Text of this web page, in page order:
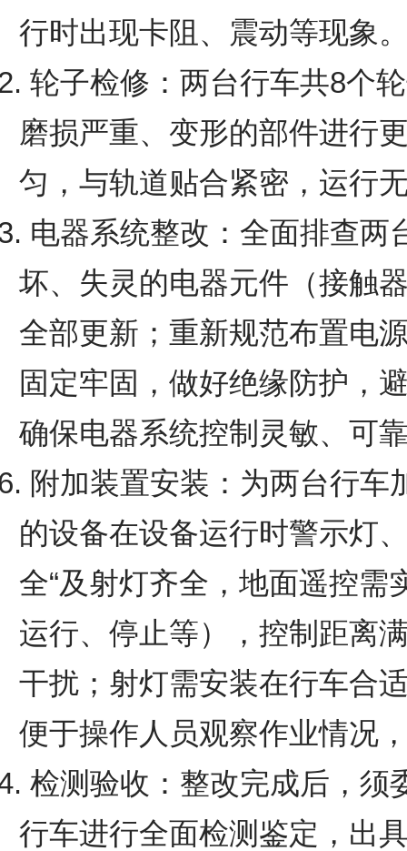
行时出现卡阻、震动等现象
轮子检修：两台行车共8个
磨损严重、变形的部件进行
匀，与轨道贴合紧密，运行
电器系统整改：全面排查两
坏、失灵的电器元件（接触
全部更新；重新规范布置电
固定牢固，做好绝缘防护，
确保电器系统控制灵敏、可
附加装置安装：为两台行车
的设备在设备运行时警示灯
全“及射灯齐全，地面遥控
运行、停止等），控制距离
干扰；射灯需安装在行车合
便于操作人员观察作业情况
检测验收：整改完成后，须
行车进行全面检测鉴定，出